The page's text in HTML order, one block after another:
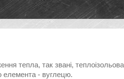
тепла, так звані,
елемента - вуглецю.